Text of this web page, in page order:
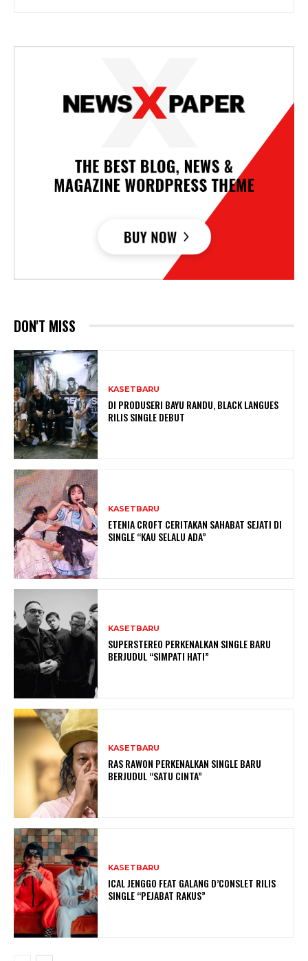
DON'T MISS
KASETBARU
DI PRODUSERI BAYU RANDU, BLACK LANGUES
RILIS SINGLE DEBUT
KASETBARU
ETENIA CROFT CERITAKAN SAHABAT SEJATI DI
SINGLE “KAU SELALU ADA”
KASETBARU
SUPERSTEREO PERKENALKAN SINGLE BARU
BERJUDUL “SIMPATI HATI”
KASETBARU
RAS RAWON PERKENALKAN SINGLE BARU
BERJUDUL “SATU CINTA”
KASETBARU
ICAL JENGGO FEAT GALANG D’CONSLET RILIS
SINGLE “PEJABAT RAKUS”